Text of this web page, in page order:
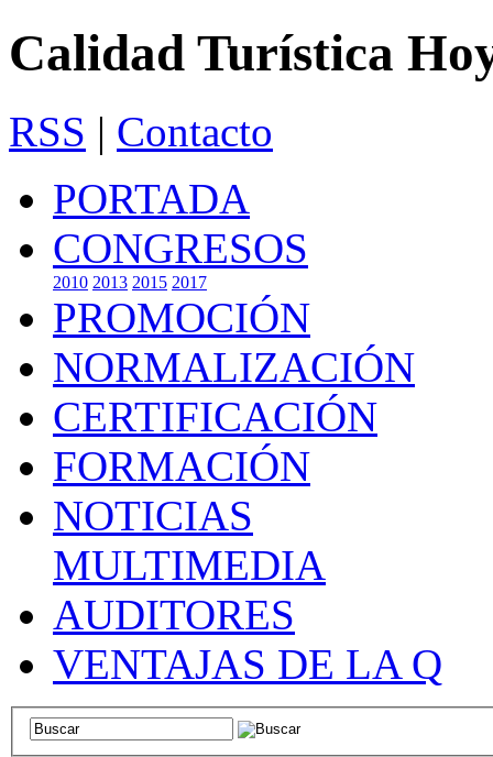
Calidad Turística
RSS | Contacto
PORTADA
CONGRESOS
2010 2013 2015 2017
PROMOCIÓN
NORMALIZACIÓN
CERTIFICACIÓN
FORMACIÓN
NOTICIAS
MULTIMEDIA
AUDITORES
VENTAJAS DE LA Q